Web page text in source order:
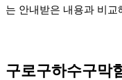
는 안내받은 내용과 비
구로구하수구막